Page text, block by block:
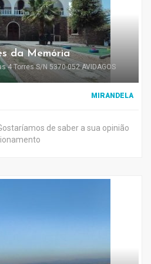
da Memória
4 Torres S/N 5370-052 AVIDAGOS
MIRANDELA
de saber a sua opinião